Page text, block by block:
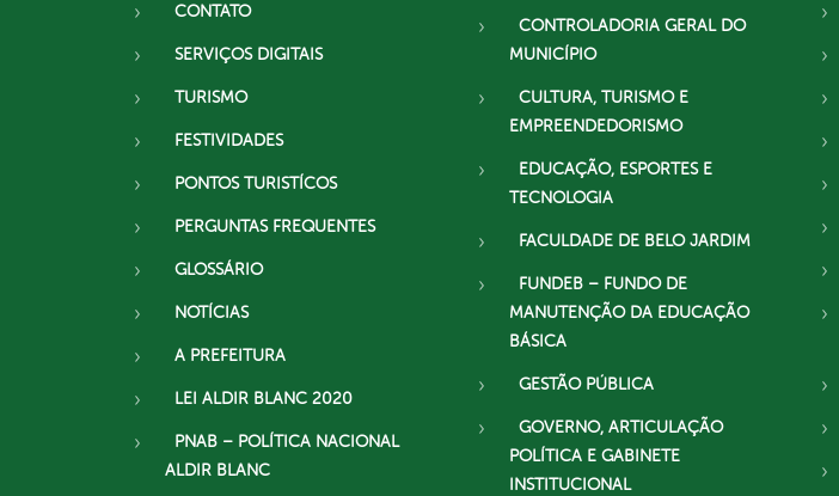
CONTATO
SERVIÇOS DIGITAIS
TURISMO
FESTIVIDADES
PONTOS TURISTÍCOS
PERGUNTAS FREQUENTES
GLOSSÁRIO
NOTÍCIAS
A PREFEITURA
LEI ALDIR BLANC 2020
PNAB – POLÍTICA NACIONAL
ALDIR BLANC
CONTROLADORIA GERAL DO
MUNICÍPIO
CULTURA, TURISMO E
EMPREENDEDORISMO
EDUCAÇÃO, ESPORTES E
TECNOLOGIA
FACULDADE DE BELO JARDIM
FUNDEB – FUNDO DE
MANUTENÇÃO DA EDUCAÇÃO
BÁSICA
GESTÃO PÚBLICA
GOVERNO, ARTICULAÇÃO
POLÍTICA E GABINETE
INSTITUCIONAL